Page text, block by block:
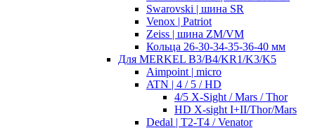
Swarovski | шина SR
Venox | Patriot
Zeiss | шина ZM/VM
Кольца 26-30-34-35-36-40 мм
Для MERKEL B3/B4/KR1/K3/K5
Aimpoint | micro
ATN | 4 / 5 / HD
4/5 X-Sight / Mars / Thor
HD X-sight I+II/Thor/Mars
Dedal | T2-T4 / Venator